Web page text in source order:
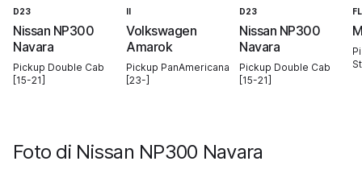
D23
Nissan NP300
Navara
Pickup Double Cab
[15-21]
II
Volkswagen
Amarok
Pickup PanAmericana
[23-]
D23
Nissan NP300
Navara
Pickup Double Cab
[15-21]
Foto di Nissan NP300 Navara